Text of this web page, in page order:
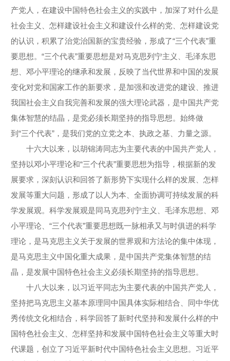
产党人，在建设中国特色社会主义的实践中，加深了对什么是
社会主义、怎样建设社会主义和建设什么样的党、怎样建设党
的认识，积累了治党治国新的宝贵经验，形成了“三个代表”重
要思想。“三个代表”重要思想是对马克思列宁主义、毛泽东思
想、邓小平理论的继承和发展，反映了当代世界和中国的发展
变化对党和国家工作的新要求，是加强和改进党的建设、推进
我国社会主义自我完善和发展的强大理论武器，是中国共产党
集体智慧的结晶，是党必须长期坚持的指导思想。始终做
到“三个代表”，是我们党的立党之本、执政之基、力量之源。
十六大以来，以胡锦涛同志为主要代表的中国共产党人，
坚持以邓小平理论和“三个代表”重要思想为指导，根据新的发
展要求，深刻认识和回答了新形势下实现什么样的发展、怎样
发展等重大问题，形成了以人为本、全面协调可持续发展的科
学发展观。科学发展观是同马克思列宁主义、毛泽东思想、邓
小平理论、“三个代表”重要思想既一脉相承又与时俱进的科学
理论，是马克思主义关于发展的世界观和方法论的集中体现，
是马克思主义中国化重大成果，是中国共产党集体智慧的结
晶，是发展中国特色社会主义必须长期坚持的指导思想。
十八大以来，以习近平同志为主要代表的中国共产党人，
坚持把马克思主义基本原理同中国具体实际相结合、同中华优
秀传统文化相结合，科学回答了新时代坚持和发展什么样的中
国特色社会主义、怎样坚持和发展中国特色社会主义等重大时
代课题，创立了习近平新时代中国特色社会主义思想。习近平